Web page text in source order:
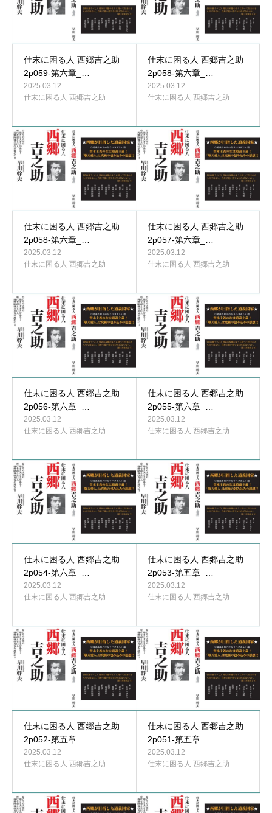
仕末に困る人 西郷吉之助
2p059-第六章_…
2025.03.12
仕末に困る人 西郷吉之助
仕末に困る人 西郷吉之助
2p058-第六章_…
2025.03.12
仕末に困る人 西郷吉之助
仕末に困る人 西郷吉之助
2p058-第六章_…
2025.03.12
仕末に困る人 西郷吉之助
仕末に困る人 西郷吉之助
2p057-第六章_…
2025.03.12
仕末に困る人 西郷吉之助
仕末に困る人 西郷吉之助
2p056-第六章_…
2025.03.12
仕末に困る人 西郷吉之助
仕末に困る人 西郷吉之助
2p055-第六章_…
2025.03.12
仕末に困る人 西郷吉之助
仕末に困る人 西郷吉之助
2p054-第六章_…
2025.03.12
仕末に困る人 西郷吉之助
仕末に困る人 西郷吉之助
2p053-第五章_…
2025.03.12
仕末に困る人 西郷吉之助
仕末に困る人 西郷吉之助
2p052-第五章_…
2025.03.12
仕末に困る人 西郷吉之助
仕末に困る人 西郷吉之助
2p051-第五章_…
2025.03.12
仕末に困る人 西郷吉之助